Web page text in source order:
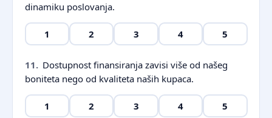
dinamiku poslovanja.
1 2 3 4 5
11. Dostupnost finansiranja zavisi više od našeg
boniteta nego od kvaliteta naših kupaca.
1 2 3 4 5